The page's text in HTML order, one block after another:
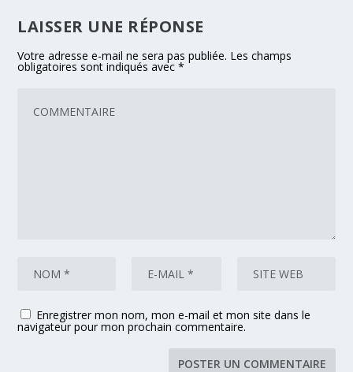
LAISSER UNE RÉPONSE
Votre adresse e-mail ne sera pas publiée. Les champs
obligatoires sont indiqués avec*
Enregistrer mon nom, mon e-mail et mon site dans le
navigateur pour mon prochain commentaire.